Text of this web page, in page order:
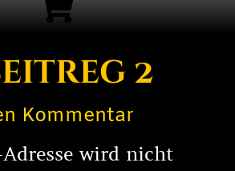
2
Kommentar
wird nicht